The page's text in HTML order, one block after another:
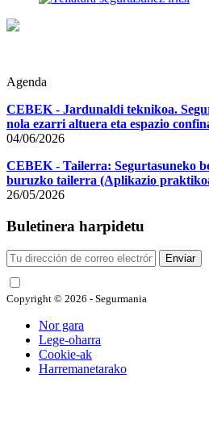
Agenda
CEBEK - Jardunaldi teknikoa.
nola ezarri altuera eta espazio
04/06/2026
CEBEK - Tailerra: Segurtasuneko
buruzko tailerra (Aplikazio
26/05/2026
Buletinera harpidetu
Enviar
Copyright © 2026 - Segurmania
Nor gara
Lege-oharra
Cookie-ak
Harremanetarako